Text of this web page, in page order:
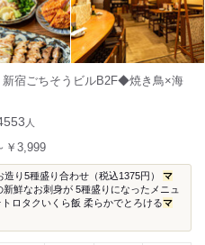
新宿ごちそうビルB2F◆焼き鳥×海
人
￥3,999
り5種盛り合わせ（税込1375円） マ
鮮なお刺身が 5種盛りになったメニュ
ロタクいくら飯 柔らかでとろけるマ